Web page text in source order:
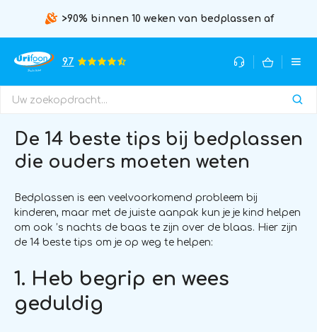
>90% binnen 10 weken van bedplassen af
9.7
De 14 beste tips bij bedplassen
die ouders moeten weten
Bedplassen is een veelvoorkomend probleem bij
kinderen, maar met de juiste aanpak kun je je kind helpen
om ook ’s nachts de baas te zijn over de blaas. Hier zijn
de 14 beste tips om je op weg te helpen:
1. Heb begrip en wees
geduldig